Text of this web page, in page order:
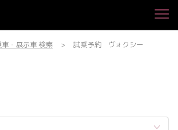
・展示車 検索 試乗予約 ヴォクシー